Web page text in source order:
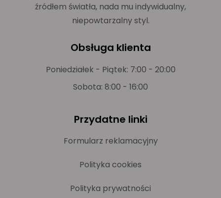
źródłem światła, nada mu indywidualny,
niepowtarzalny styl.
Obsługa klienta
Poniedziałek - Piątek: 7:00 - 20:00
Sobota: 8:00 - 16:00
Przydatne linki
Formularz reklamacyjny
Polityka cookies
Polityka prywatności